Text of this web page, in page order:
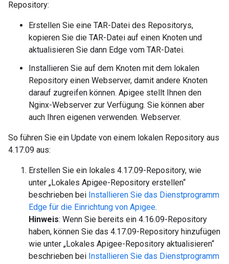
Repository:
Erstellen Sie eine TAR-Datei des Repositorys,
kopieren Sie die TAR-Datei auf einen Knoten und
aktualisieren Sie dann Edge vom TAR-Datei.
Installieren Sie auf dem Knoten mit dem lokalen
Repository einen Webserver, damit andere Knoten
darauf zugreifen können. Apigee stellt Ihnen den
Nginx-Webserver zur Verfügung. Sie können aber
auch Ihren eigenen verwenden. Webserver.
So führen Sie ein Update von einem lokalen Repository aus
4.17.09 aus:
Erstellen Sie ein lokales 4.17.09-Repository, wie
unter „Lokales Apigee-Repository erstellen“
beschrieben bei Installieren Sie das Dienstprogramm
Edge für die Einrichtung von Apigee.
Hinweis: Wenn Sie bereits ein 4.16.09-Repository
haben, können Sie das 4.17.09-Repository hinzufügen
wie unter „Lokales Apigee-Repository aktualisieren“
beschrieben bei Installieren Sie das Dienstprogramm